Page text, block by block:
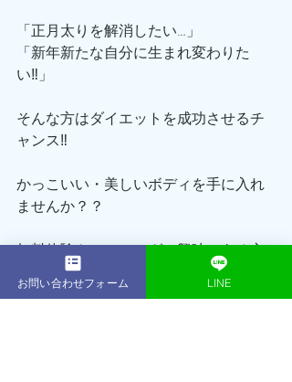
「正月太りを解消したい…」
「新年新たな自分に生まれ変わりた
い‼️」
そんな方はダイエットを成功させるチ
ャンス‼️
かっこいい・美しいボディを手に入れ
ませんか？？
無料体験トレーニングに興味のある方
は下のリンクから👇
ACEGYM 無料体験はこちら
お問い合わせフォーム LINE